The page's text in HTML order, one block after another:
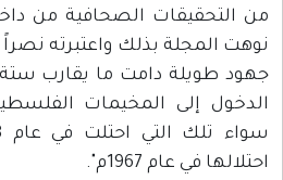
من التحقيقات الصحافية من
نوهت المجلة بذلك واعتبرته
جهود طويلة دامت ما يقارب
الدخول إلى المخيمات
احتلالها في عام 1967م".